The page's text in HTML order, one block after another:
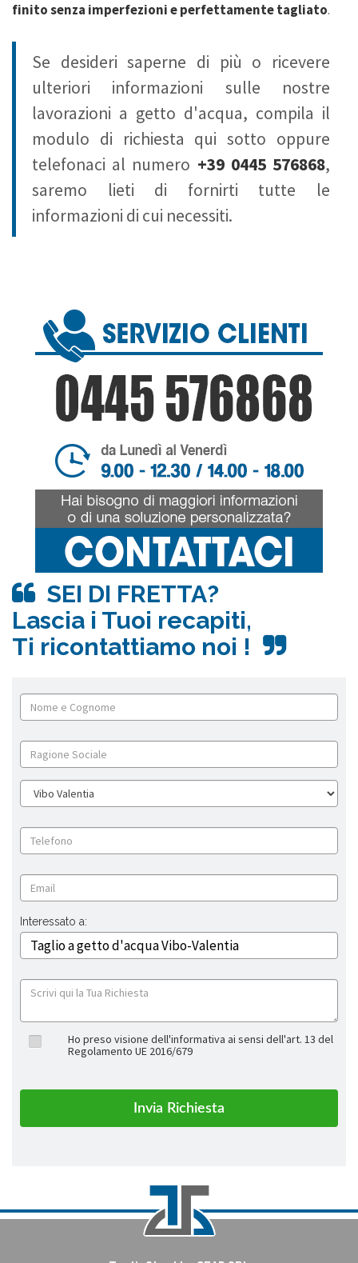
finito senza imperfezioni e perfettamente tagliato.
Se desideri saperne di più o ricevere
ulteriori informazioni sulle nostre
lavorazioni a getto d'acqua, compila il
modulo di richiesta qui sotto oppure
telefonaci al numero +39 0445 576868,
saremo lieti di fornirti tutte le
informazioni di cui necessiti.
SEI DI FRETTA?
Lascia i Tuoi recapiti,
Ti ricontattiamo noi !
Interessato a:
Ho preso visione dell'informativa ai sensi dell'art. 13 del
Regolamento UE 2016/679